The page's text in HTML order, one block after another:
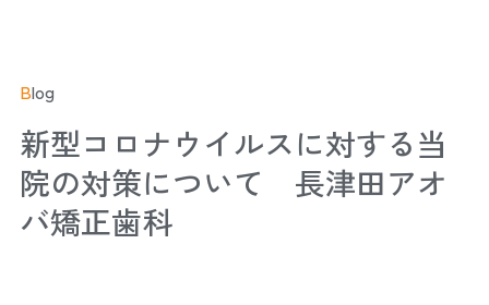
Blog
新型コロナウイルスに対する当
院の対策について 長津田アオ
バ矯正歯科